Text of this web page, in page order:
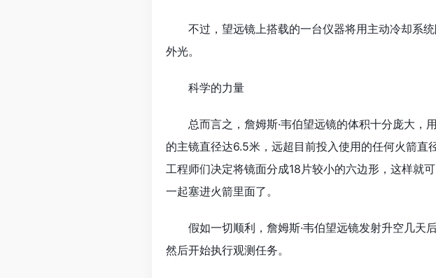
不过，望远镜上搭载的一台仪器将用主动冷却系
外光。
科学的力量
总而言之，詹姆斯·韦伯望远镜的体积十分庞大，
的主镜直径达6.5米，远超目前投入使用的任何火箭直
工程师们决定将镜面分成18片较小的六边形，这样就
一起塞进火箭里面了。
假如一切顺利，詹姆斯·韦伯望远镜发射升空几天
然后开始执行观测任务。